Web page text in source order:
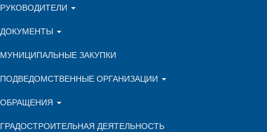
РУКОВОДИТЕЛИ
ДОКУМЕНТЫ
МУНИЦИПАЛЬНЫЕ ЗАКУПКИ
ПОДВЕДОМСТВЕННЫЕ ОРГАНИЗАЦИИ
ОБРАЩЕНИЯ
ГРАДОСТРОИТЕЛЬНАЯ ДЕЯТЕЛЬНОСТЬ